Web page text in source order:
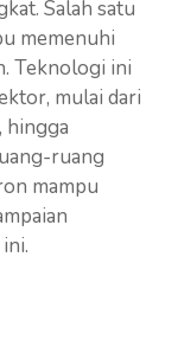
Salah satu
memenuhi
Teknologi ini
mulai dari
hingga
ruang
mampu